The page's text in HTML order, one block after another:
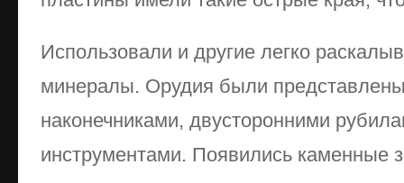
Использовали и другие легко
минералы. Орудия были
наконечниками, двусторонними
инструментами. Появились каменные